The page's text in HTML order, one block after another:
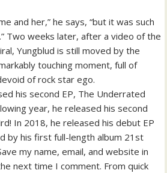
and her,” he says, “but it was such
Two weeks later, after a video of the
Yungblud is still moved by the
touching moment, full of
of rock star ego.
his second EP, The Underrated
year, he released his second
In 2018, he released his debut EP
by his first full-length album 21st
my name, email, and website in
next time I comment. From quick